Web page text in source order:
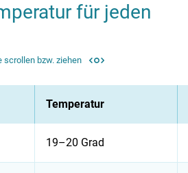
für jeden
scrollen bzw. ziehen
Temperatur
19–20 Grad